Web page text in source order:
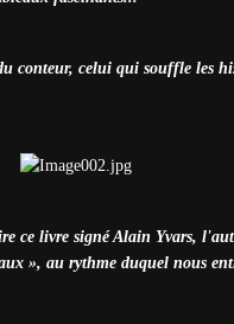
conteur, celui qui souffle les
ce livre signé Alain Yvars,
», au rythme duquel nous